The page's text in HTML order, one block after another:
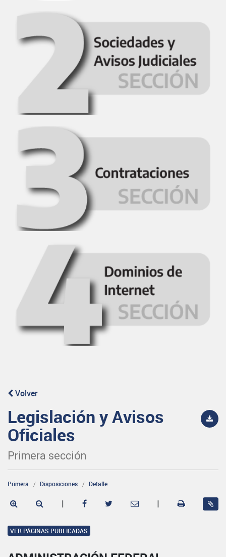
Volver
Legislación y Avisos
Oficiales
Primera sección
Primera Disposiciones Detalle
| |
VER PÁGINAS PUBLICADAS